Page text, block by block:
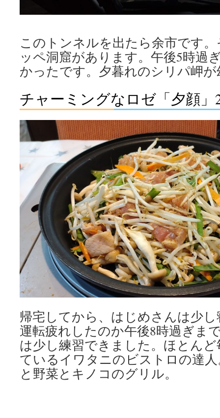
このトンネルを出たら余市です
ッペ洞窟があります。午後5時過
かったです。夕暮れのシリパ岬
チャーミングなロゼ「夕顔」
帰宅してから、はじめさんは少
運転疲れしたのか午後8時過ぎま
は少し練習できました。ほとん
ているイワタニのビストロの達
と野菜とキノコのグリル。